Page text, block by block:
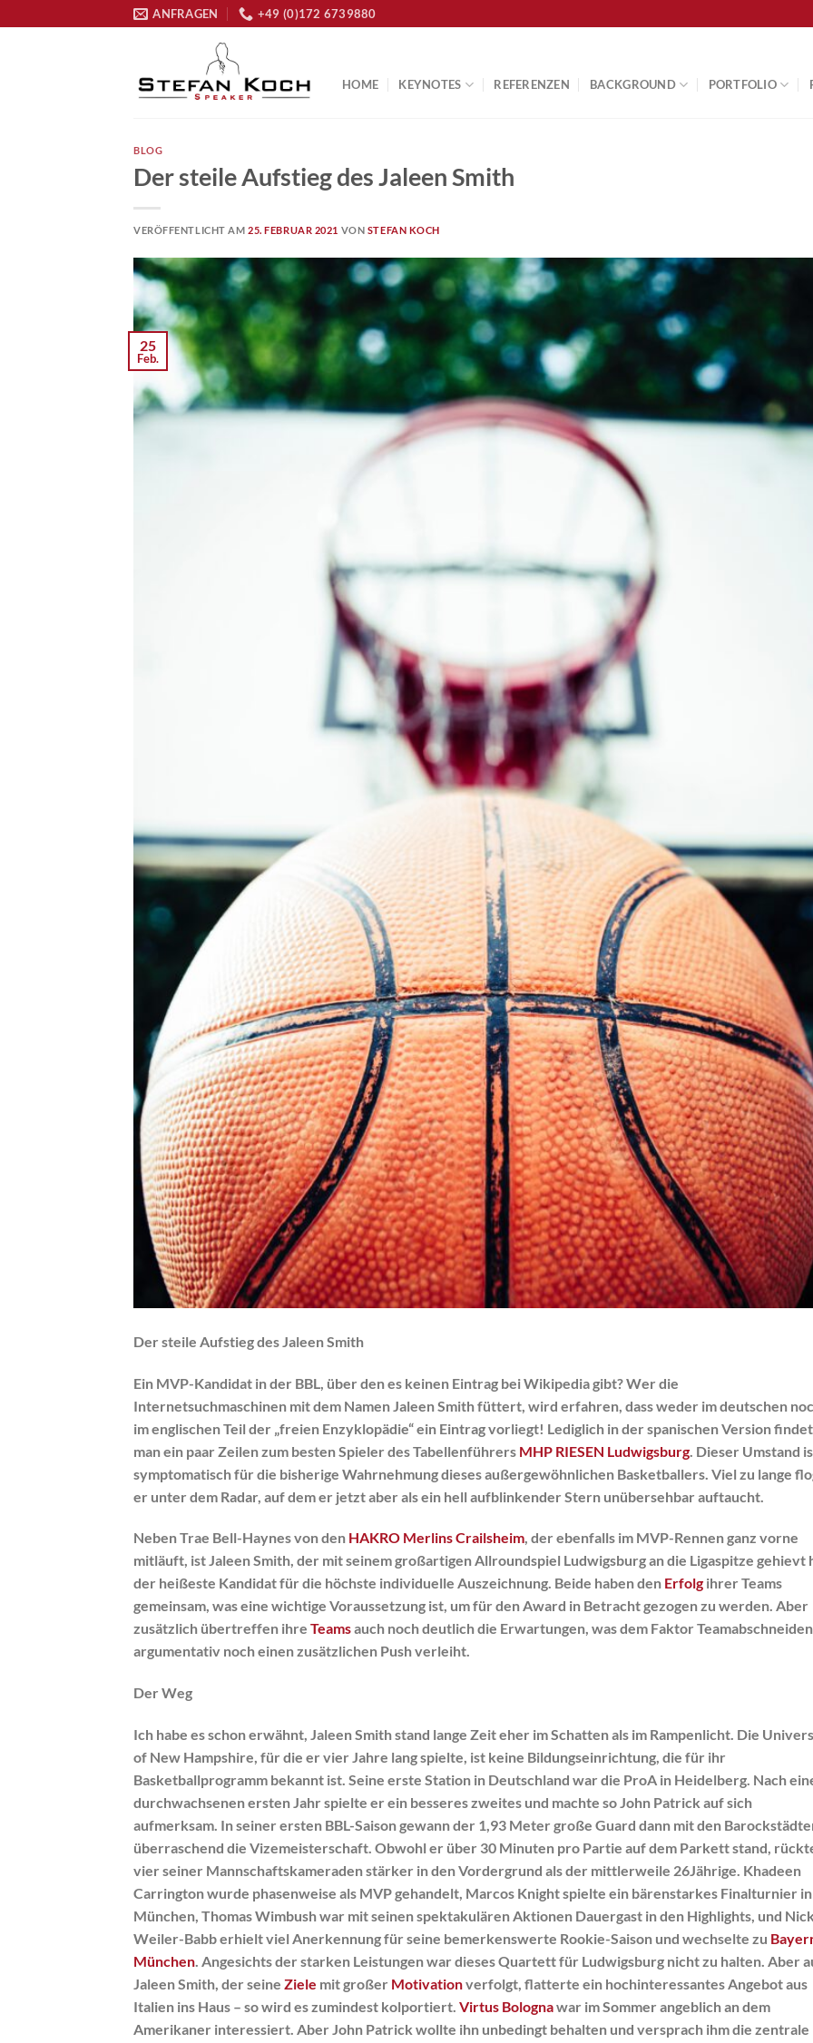
ANFRAGEN +49 (0)172 6739880
HOME KEYNOTES REFERENZEN BACKGROUND PORTFOLIO
BLOG
Der steile Aufstieg des Jaleen Smith
VERÖFFENTLICHT AM25. FEBRUAR 2021 VON STEFAN KOCH
25
Feb.
Der steile Aufstieg des Jaleen Smith
Ein MVP-Kandidat in der BBL, über den es keinen Eintrag bei Wikipedia gibt? Wer die
Internetsuchmaschinen mit dem Namen Jaleen Smith füttert, wird erfahren, dass weder im deutschen
im englischen Teil der „freien Enzyklopädie“ ein Eintrag vorliegt! Lediglich in der spanischen Version findet
man ein paar Zeilen zum besten Spieler des Tabellenführers MHP RIESEN Ludwigsburg . Dieser Umstand
symptomatisch für die bisherige Wahrnehmung dieses außergewöhnlichen Basketballers. Viel zu lange
er unter dem Radar, auf dem er jetzt aber als ein hell aufblinkender Stern unübersehbar auftaucht.
Neben Trae Bell-Haynes von den HAKRO Merlins Crailsheim, der ebenfalls im MVP-Rennen ganz vorne
mitläuft, ist Jaleen Smith, der mit seinem großartigen Allroundspiel Ludwigsburg an die Ligaspitze gehievt
der heißeste Kandidat für die höchste individuelle Auszeichnung. Beide haben den Erfolg ihrer Teams
gemeinsam, was eine wichtige Voraussetzung ist, um für den Award in Betracht gezogen zu werden. Aber
zusätzlich übertreffen ihre Teamsauch noch deutlich die Erwartungen, was dem Faktor Teamabschneiden
argumentativ noch einen zusätzlichen Push verleiht.
Der Weg
Ich habe es schon erwähnt, Jaleen Smith stand lange Zeit eher im Schatten als im Rampenlicht. Die
of New Hampshire, für die er vier Jahre lang spielte, ist keine Bildungseinrichtung, die für ihr
Basketballprogramm bekannt ist. Seine erste Station in Deutschland war die ProA in Heidelberg. Nach
durchwachsenen ersten Jahr spielte er ein besseres zweites und machte so John Patrick auf sich
aufmerksam. In seiner ersten BBL-Saison gewann der 1,93 Meter große Guard dann mit den
überraschend die Vizemeisterschaft. Obwohl er über 30 Minuten pro Partie auf dem Parkett stand,
vier seiner Mannschaftskameraden stärker in den Vordergrund als der mittlerweile 26Jährige. Khadeen
Carrington wurde phasenweise als MVP gehandelt, Marcos Knight spielte ein bärenstarkes Finalturnier in
München, Thomas Wimbush war mit seinen spektakulären Aktionen Dauergast in den Highlights, und Nick
Weiler-Babb erhielt viel Anerkennung für seine bemerkenswerte Rookie-Saison und wechselte zu
München. Angesichts der starken Leistungen war dieses Quartett für Ludwigsburg nicht zu halten. Aber
Jaleen Smith, der seine Ziele mit großer Motivationverfolgt, flatterte ein hochinteressantes Angebot aus
Italien ins Haus – so wird es zumindest kolportiert. Virtus Bolognawar im Sommer angeblich an dem
Amerikaner interessiert. Aber John Patrick wollte ihn unbedingt behalten und versprach ihm die zentrale